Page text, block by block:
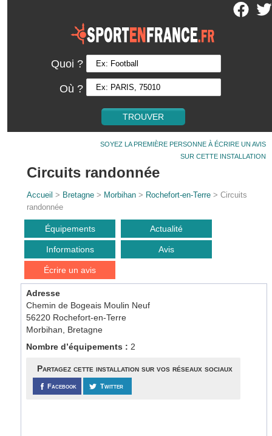
Quoi ?
Où ?
SOYEZ LA PREMIÈRE PERSONNE À ÉCRIRE UN AVIS
SUR CETTE INSTALLATION
Circuits randonnée
Accueil > Bretagne > Morbihan > Rochefort-en-Terre > Circuits
randonnée
Équipements Actualité
Informations Avis
Écrire un avis
Adresse
Chemin de Bogeais Moulin Neuf
56220 Rochefort-en-Terre
Morbihan, Bretagne
Nombre d’équipements : 2
Partagez cette installation sur vos réseaux sociaux
Facebook Twitter